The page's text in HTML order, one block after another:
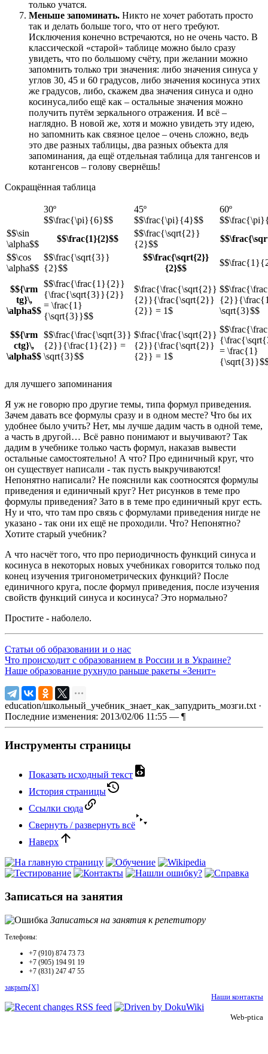
только учатся.
Меньше запоминать. Никто не хочет работать просто
так и делать больше того, что от него требуют.
Исключения конечно встречаются, но не очень часто. В
классической «старой» таблице можно было сразу
увидеть, что по большому счёту, при желании можно
запомнить только три значения: либо значения синуса у
углов 30, 45 и 60 градусов, либо значения косинуса этих
же градусов, либо, скажем два значения синуса и одно
косинуса,либо ещё как – остальные значения можно
получить путём зеркального отражения. И всё –
наглядно. В новой же, хотя и можно увидеть эту идею,
но запомнить как связное целое – очень сложно, ведь
это две разных таблицы, два разных объекта для
запоминания, да ещё отдельная таблица для тангенсов и
котангенсов – голову свернёшь!
Сокращённая таблица
30º
$$\frac{\pi}{6}$$
45º
$$\frac{\pi}{4}$$
60º
$$\sin
\alpha$$
$$\frac{1}{2}$$
$$\frac{\sqrt{2}}
{2}$$
$$\cos
\alpha$$
$$\frac{\sqrt{3}}
{2}$$
$$\frac{\sqrt{2}}
{2}$$
$${\rm
tg}\,
\alpha$$
$$\frac{\frac{1}{2}}
{\frac{\sqrt{3}}{2}}
= \frac{1}
{\sqrt{3}}$$
$\frac{\frac{\sqrt{2}}
{2}}{\frac{\sqrt{2}}
{2}} = 1$
\sqrt{3}$$
$${\rm
ctg}\,
\alpha$$
$$\frac{\frac{\sqrt{3}}
{2}}{\frac{1}{2}} =
\sqrt{3}$$
$\frac{\frac{\sqrt{2}}
{2}}{\frac{\sqrt{2}}
{2}} = 1$
= \frac{1}
для лучшего запоминания
Я уж не говорю про другие темы, типа формул приведения.
Зачем давать все формулы сразу и в одном месте? Что бы их
удобнее было учить? Нет, мы лучше дадим часть в одной теме,
а часть в другой… Всё равно понимают и выучивают? Так
дадим в учебнике только часть формул, наказав вывести
остальные самостоятельно! А что? Про единичный круг, что
он существует написали - так пусть выкручиваются!
Непонятно написали? Не пояснили как соотносятся формулы
приведения и единичный круг? Нет рисунков в теме про
формулы приведения? Зато в в теме про единичный круг есть.
Ну и что, что там про связь с формулами приведения нигде не
указано - так они их ещё не проходили. Что? Непонятно?
Хотите старый учебник?
А что насчёт того, что про периодичность функций синуса и
косинуса в некоторых новых учебниках говорится только под
конец изучения тригонометрических функций? После
единичного круга, после формул приведения, после изучения
свойств функций синуса и косинуса? Это нормально?
Простите - наболело.
Статьи об образовании и о нас
Что происходит с образованием в России и в Украине?
Наше образование рухнуло раньше ракеты «Зенит»
education/школьный_учебник_знает_как_запудрить_мозги.txt ·
Последние изменения: 2013/02/06 11:55 — ¶
Инструменты страницы
Показать исходный текст
История страницы
Ссылки сюда
Свернуть / развернуть всё
Наверх
Записаться на занятия
Записаться на занятия к репетитору
Телефоны:
+7 (910) 874 73 73
+7 (905) 194 91 19
+7 (831) 247 47 55
закрыть[X]
Наши контакты
Web-ptica